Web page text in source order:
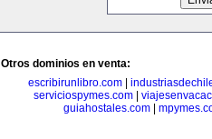
Otros dominios en venta:
escribirunlibro.com|
serviciospymes.com
guiahostales.com